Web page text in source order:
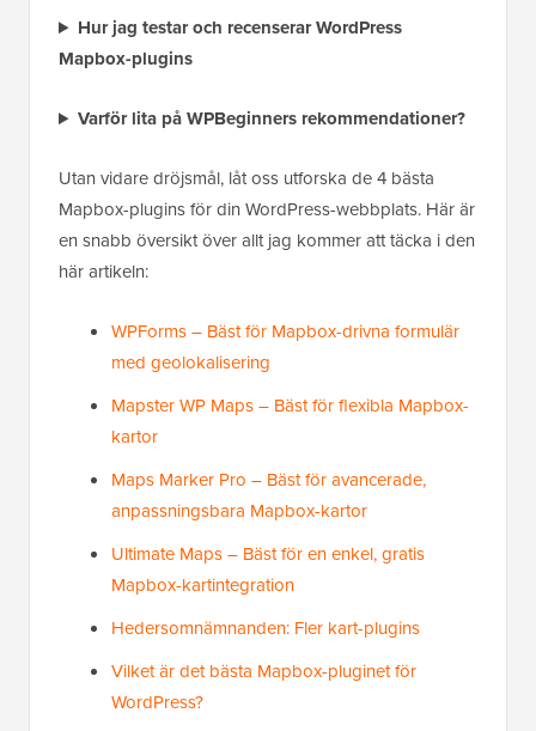
Hur jag testar och recenserar WordPress
Mapbox-plugins
Varför lita på WPBeginners rekommendationer?
Utan vidare dröjsmål, låt oss utforska de 4 bästa
Mapbox-plugins för din WordPress-webbplats. Här är
en snabb översikt över allt jag kommer att täcka i den
här artikeln:
WPForms – Bäst för Mapbox-drivna formulär
med geolokalisering
Mapster WP Maps – Bäst för flexibla Mapbox-
kartor
Maps Marker Pro – Bäst för avancerade,
anpassningsbara Mapbox-kartor
Ultimate Maps – Bäst för en enkel, gratis
Mapbox-kartintegration
Hedersomnämnanden: Fler kart-plugins
Vilket är det bästa Mapbox-pluginet för
WordPress?